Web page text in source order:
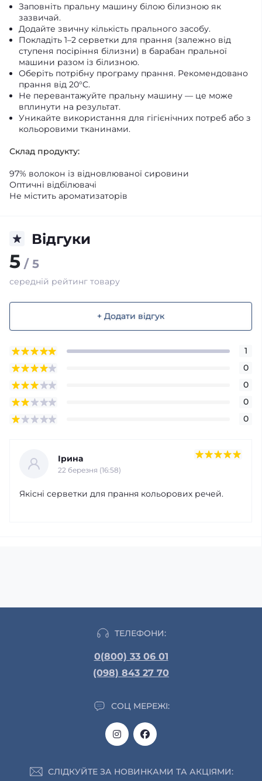
Заповніть пральну машину білою білизною як
зазвичай.
Додайте звичну кількість прального засобу.
Покладіть 1–2 серветки для прання (залежно від
ступеня посіріння білизни) в барабан пральної
машини разом із білизною.
Оберіть потрібну програму прання. Рекомендовано
прання від 20°C.
Не перевантажуйте пральну машину — це може
вплинути на результат.
Уникайте використання для гігієнічних потреб або з
кольоровими тканинами.
Склад продукту:
97% волокон із відновлюваної сировини
Оптичні відбілювачі
Не містить ароматизаторів
Відгуки
5 / 5
середній рейтинг товару
+ Додати відгук
1
0
0
0
0
Ірина
22 березня (16:58)
Якісні серветки для прання кольорових речей.
ТЕЛЕФОНИ:
0(800) 33 06 01
(098) 843 27 70
СОЦ МЕРЕЖІ:
СЛІДКУЙТЕ ЗА НОВИНКАМИ ТА АКЦІЯМИ: